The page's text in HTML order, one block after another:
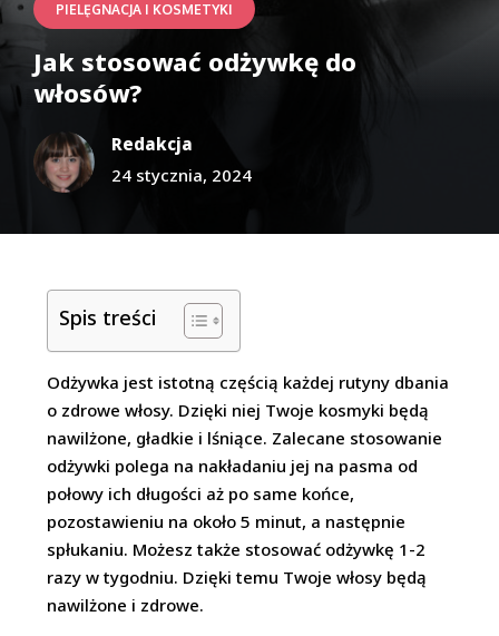
PIELĘGNACJA I KOSMETYKI
Jak stosować odżywkę do
włosów?
Redakcja
24 stycznia, 2024
Spis treści
Odżywka jest istotną częścią każdej rutyny dbania
o zdrowe włosy. Dzięki niej Twoje kosmyki będą
nawilżone, gładkie i lśniące. Zalecane stosowanie
odżywki polega na nakładaniu jej na pasma od
połowy ich długości aż po same końce,
pozostawieniu na około 5 minut, a następnie
spłukaniu. Możesz także stosować odżywkę 1-2
razy w tygodniu. Dzięki temu Twoje włosy będą
nawilżone i zdrowe.